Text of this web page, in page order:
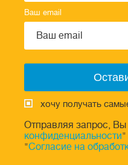
Ваш email
хочу получать
Отправляя запрос,
конфиденциальности"
"Согласие на